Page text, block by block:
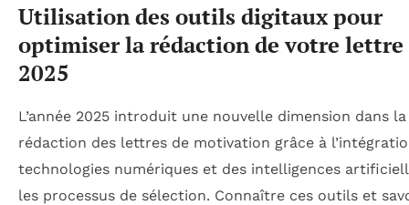
Utilisation des outils digitaux pour
optimiser la rédaction de votre lettre
2025
L’année 2025 introduit une nouvelle dimension dans la
rédaction des lettres de motivation grâce à
technologies numériques et des intelligences
les processus de sélection. Connaître ces outils et